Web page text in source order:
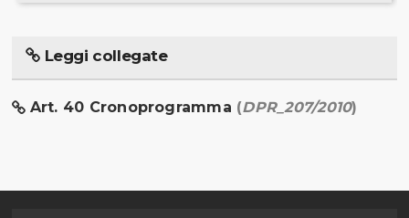
Leggi collegate
Art. 40 Cronoprogramma (DPR_207/2010)